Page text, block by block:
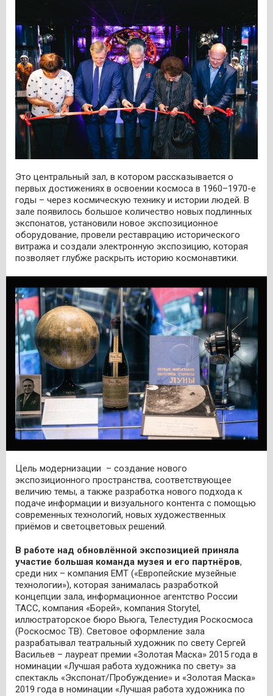
Это центральный зал, в котором рассказывается о
первых достижениях в освоении космоса в 1960–1970-е
годы – через космическую технику и истории людей. В
зале появилось большое количество новых подлинных
экспонатов, установили новое экспозиционное
оборудование, провели реставрацию исторического
витража и создали электронную экспозицию, которая
позволяет глубже раскрыть историю космонавтики.
Цель модернизации – создание нового
экспозиционного пространства, соответствующее
величию темы, а также разработка нового подхода к
подаче информации и визуального контента с помощью
современных технологий, новых художественных
приёмов и светоцветовых решений.
В работе над обновлённой экспозицией приняла
участие большая команда музея и его партнёров,
среди них – компания EMT («Европейские музейные
технологии»), которая занималась разработкой
концепции зала, информационное агентство России
ТАСС, компания «Борей», компания Storytel,
иллюстраторское бюро Вьюга, Телестудия Роскосмоса
(Роскосмос ТВ). Световое оформление зала
разрабатывал театральный художник по свету Сергей
Васильев – лауреат премии «Золотая Маска» 2015 года в
номинации «Лучшая работа художника по свету» за
спектакль «Экспонат/Пробуждение» и «Золотая Маска»
2019 года в номинации «Лучшая работа художника по